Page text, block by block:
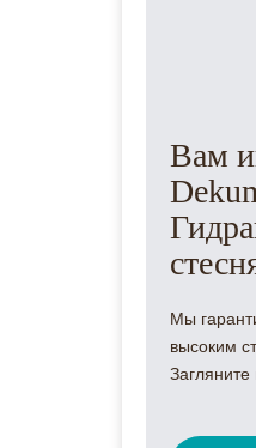
Вам
Мы
высоким
Загляните